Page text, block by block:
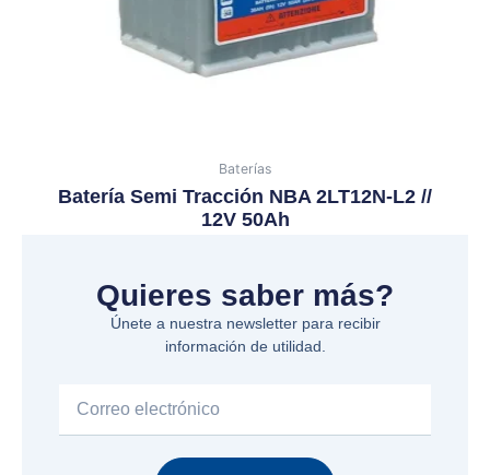
Baterías
Batería Semi Tracción NBA 2LT12N-L2 //
12V 50Ah
Quieres saber más?
Únete a nuestra newsletter para recibir
información de utilidad.